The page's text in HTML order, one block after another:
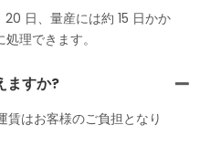
日、量産には約 15 日かか
理できます。
ますか?
賃はお客様のご負担となり